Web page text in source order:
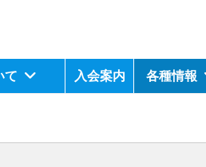
て 入会案内 各種情報